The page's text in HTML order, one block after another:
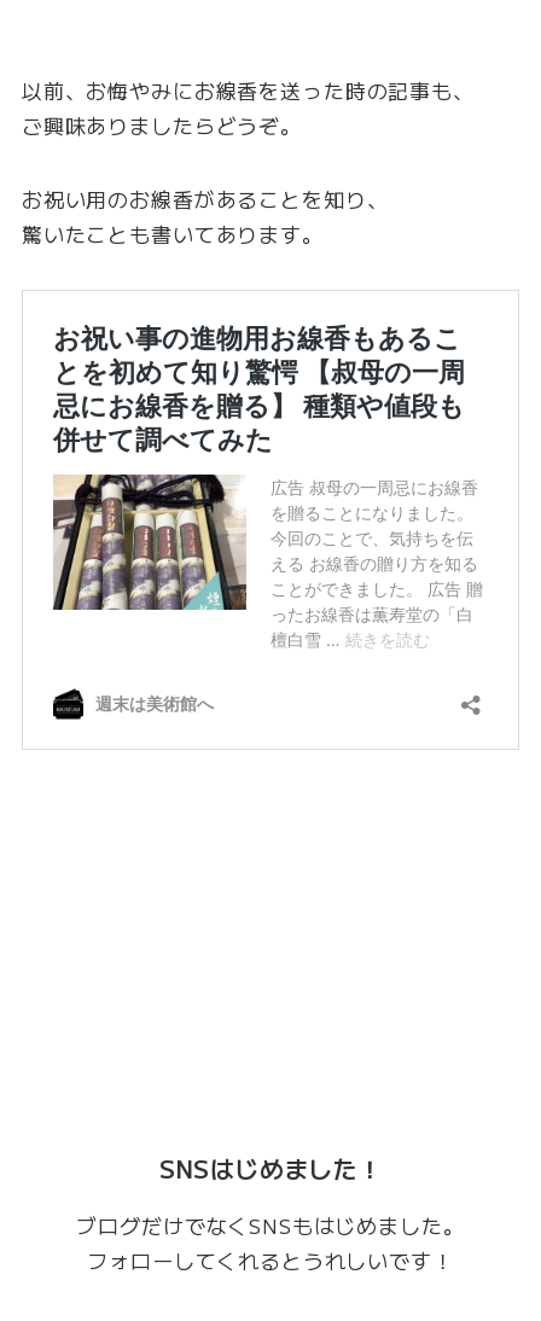
以前、お悔やみにお線香を送った時の記事も、
ご興味ありましたらどうぞ。
お祝い用のお線香があることを知り、
驚いたことも書いてあります。
SNSはじめました！
ブログだけでなくSNSもはじめました。
フォローしてくれるとうれしいです！